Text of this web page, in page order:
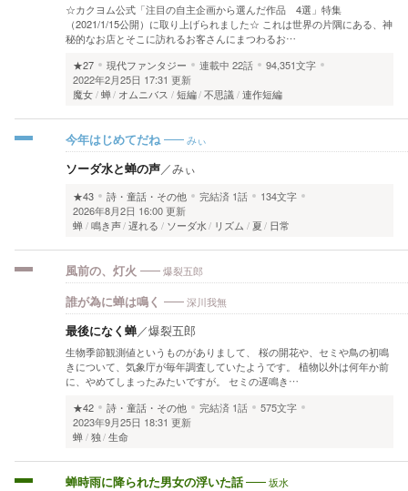
☆カクヨム公式「注目の自主企画から選んだ作品 4選」特集
（2021/1/15公開）に取り上げられました☆ これは世界の片隅にある、神
秘的なお店とそこに訪れるお客さんにまつわるお…
★27
現代ファンタジー 連載中 22話
94,351文字
2022年2月25日 17:31 更新
魔女 蝉 オムニバス 短編 不思議 連作短編
今年はじめてだね みぃ
ソーダ水と蝉の声／みぃ
★43 詩・童話・その他 完結済 1話
134文字
2026年8月2日 16:00 更新
蝉 鳴き声 遅れる ソーダ水 リズム 夏 日常
風前の、灯火 爆裂五郎
誰が為に蝉は鳴く 深川我無
最後になく蝉／爆裂五郎
生物季節観測値というものがありまして、 桜の開花や、セミや鳥の初鳴
きについて、気象庁が毎年調査していたようです。 植物以外は何年か前
に、やめてしまったみたいですが。 セミの遅鳴き…
★42
詩・童話・その他 完結済 1話
575文字
2023年9月25日 18:31 更新
蝉 独 生命
蝉時雨に降られた男女の浮いた話 坂水